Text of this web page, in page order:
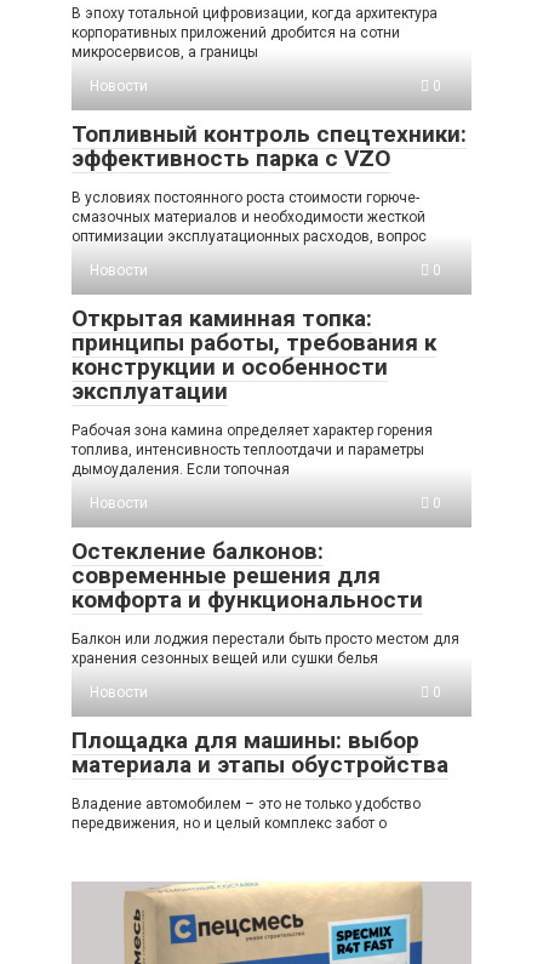
В эпоху тотальной цифровизации, когда архитектура
корпоративных приложений дробится на сотни
микросервисов, а границы
Новости
0
Топливный контроль спецтехники:
эффективность парка с VZO
В условиях постоянного роста стоимости горюче-
смазочных материалов и необходимости жесткой
оптимизации эксплуатационных расходов, вопрос
Новости
0
Открытая каминная топка:
принципы работы, требования к
конструкции и особенности
эксплуатации
Рабочая зона камина определяет характер горения
топлива, интенсивность теплоотдачи и параметры
дымоудаления. Если топочная
Новости
0
Остекление балконов:
современные решения для
комфорта и функциональности
Балкон или лоджия перестали быть просто местом для
хранения сезонных вещей или сушки белья
Новости
0
Площадка для машины: выбор
материала и этапы обустройства
Владение автомобилем – это не только удобство
передвижения, но и целый комплекс забот о